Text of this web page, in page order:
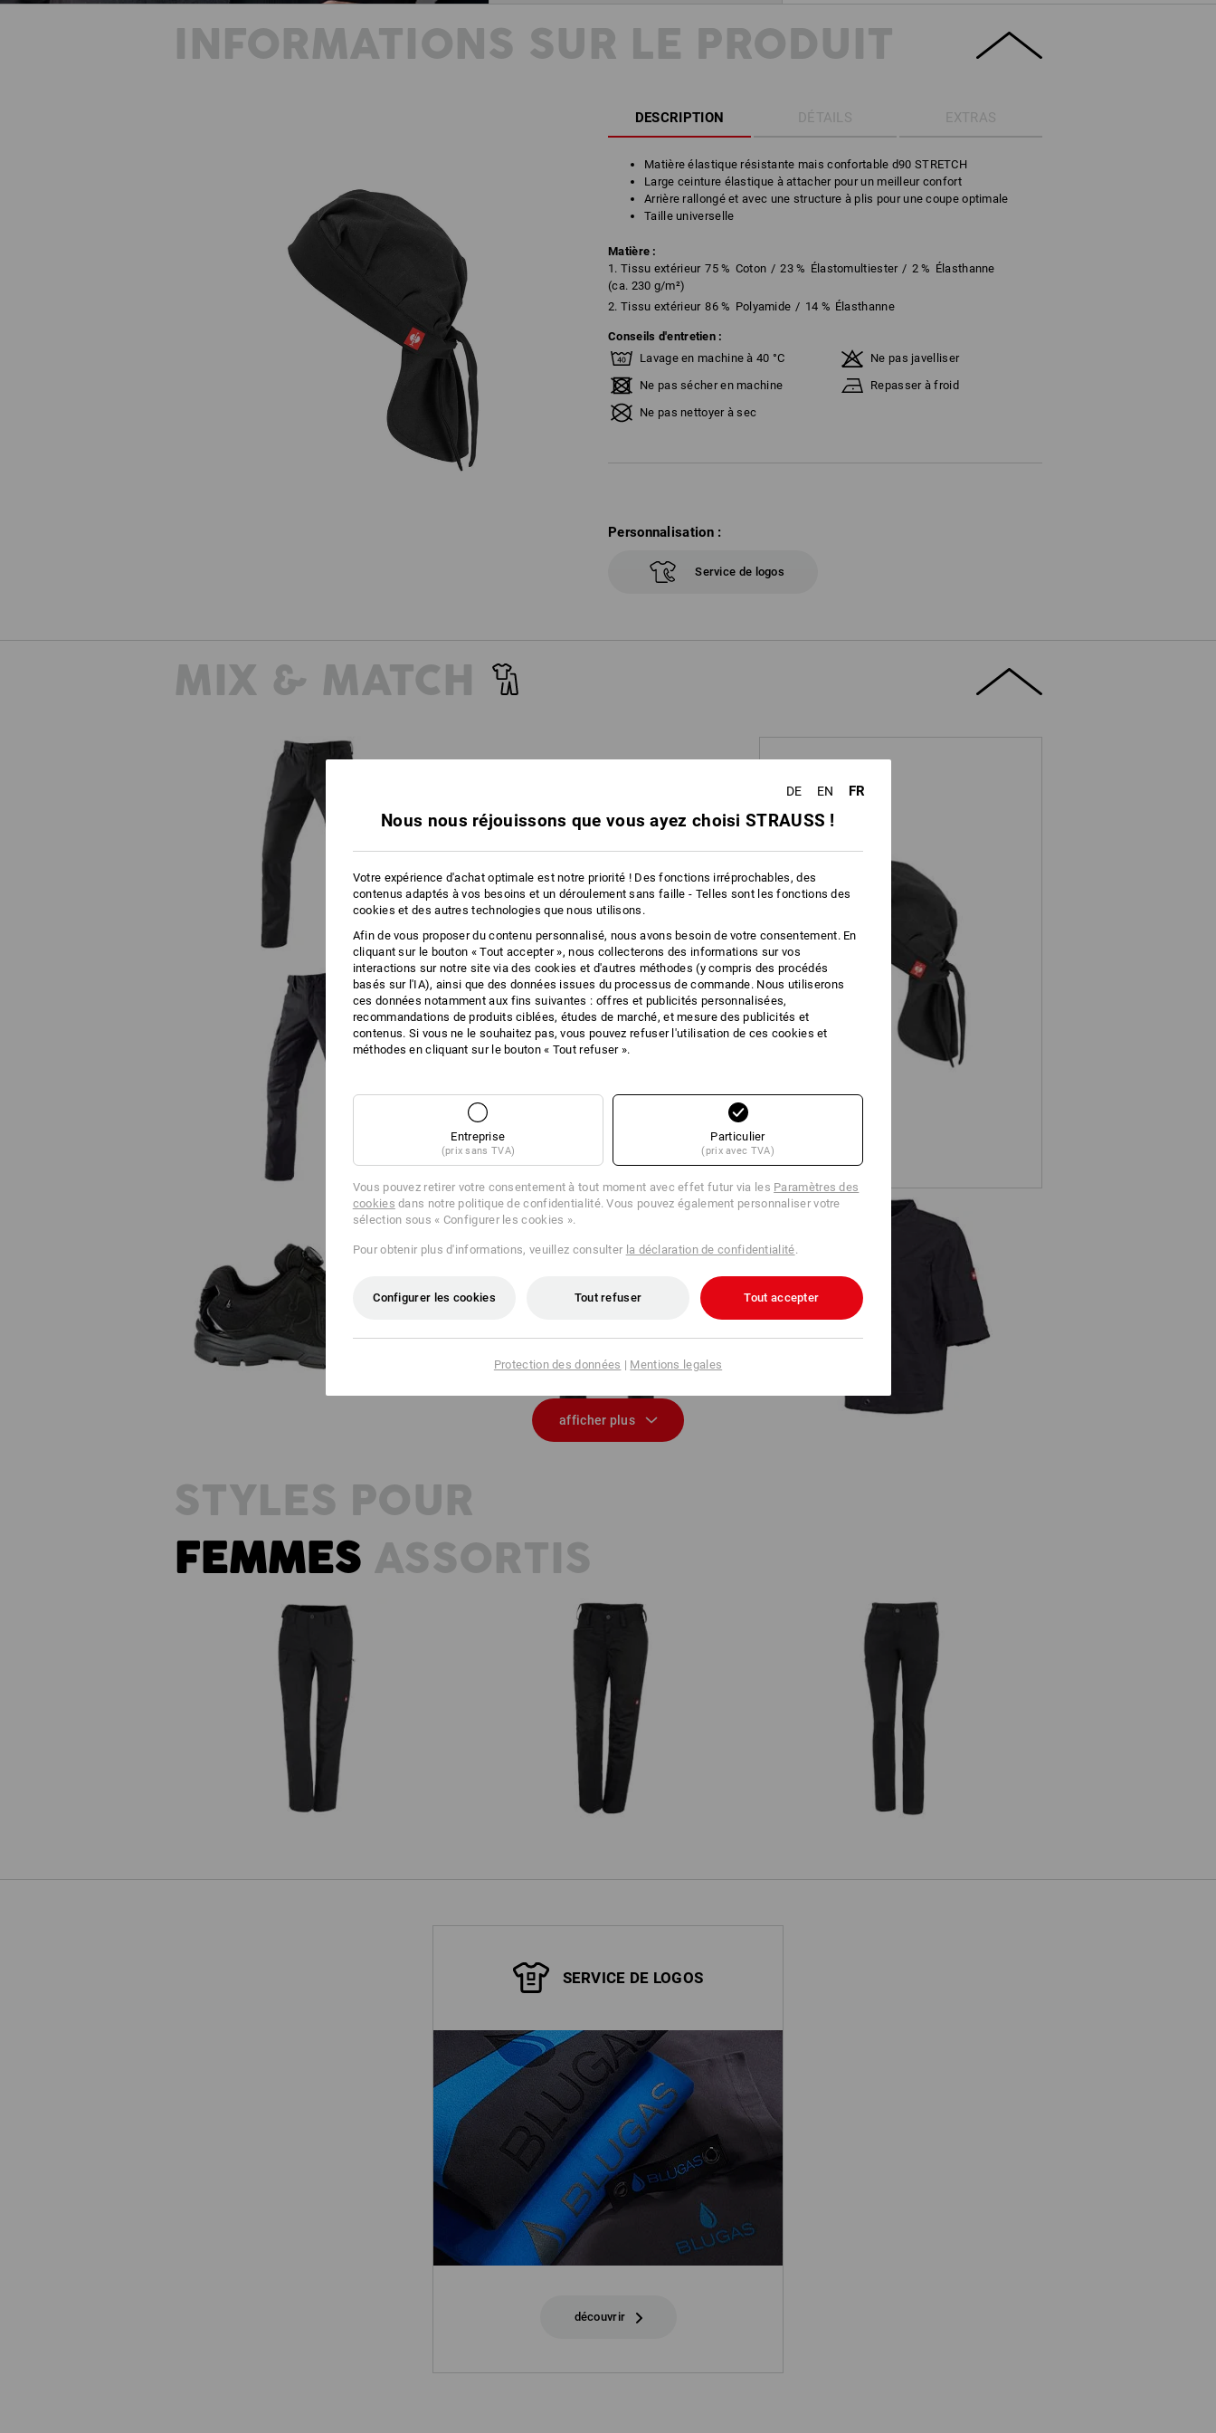
INFORMATIONS SUR LE PRODUIT
DESCRIPTION DÉTAILS EXTRAS
Matière élastique résistante mais confortable d90 STRETCH
Large ceinture élastique à attacher pour un meilleur confort
Arrière rallongé et avec une structure à plis pour une coupe optimale
Taille universelle
Matière :
1. Tissu extérieur 75 % Coton / 23 % Élastomultiester / 2 % Élasthanne
(ca. 230 g/m²)
2. Tissu extérieur 86 % Polyamide / 14 % Élasthanne
Conseils d'entretien :
Lavage en machine à 40 °C
Ne pas javelliser
Ne pas sécher en machine
Repasser à froid
Ne pas nettoyer à sec
Personnalisation :
Service de logos
MIX & MATCH
Bandana e.s.fusion
+
e.s. Pantalon de travail Chino,
hommes
Lewistown low
e.s. Pantalon de travail pocket,
hommes
O2 Chaussures de travail e.s. Minkar II e.s. Pantalon de travail base, hommes
Veste travail manches courtes
e.s.fusion,hommes
afficher plus
STYLES POUR
FEMMESASSORTIS
e.s. Pantalon de travail pocket,
femmes
e.s. Pantalon de travail base, femmes e.s. Pantalon de travail Chino, femmes
SERVICE DE LOGOS
découvrir
DE EN FR
Nous nous réjouissons que vous ayez choisi STRAUSS !
Votre expérience d'achat optimale est notre priorité ! Des fonctions irréprochables, des
contenus adaptés à vos besoins et un déroulement sans faille - Telles sont les fonctions des
cookies et des autres technologies que nous utilisons.
Afin de vous proposer du contenu personnalisé, nous avons besoin de votre consentement. En
cliquant sur le bouton « Tout accepter », nous collecterons des informations sur vos
interactions sur notre site via des cookies et d'autres méthodes (y compris des procédés
basés sur l'IA), ainsi que des données issues du processus de commande. Nous utiliserons
ces données notamment aux fins suivantes : offres et publicités personnalisées,
recommandations de produits ciblées, études de marché, et mesure des publicités et
contenus. Si vous ne le souhaitez pas, vous pouvez refuser l'utilisation de ces cookies et
méthodes en cliquant sur le bouton « Tout refuser ».
Entreprise
(prix sans TVA)
Particulier
(prix avec TVA)
Vous pouvez retirer votre consentement à tout moment avec effet futur via les Paramètres des
cookies dans notre politique de confidentialité. Vous pouvez également personnaliser votre
sélection sous « Configurer les cookies ».
Pour obtenir plus d'informations, veuillez consulter la déclaration de confidentialité.
Configurer les cookies Tout refuser Tout accepter
Protection des données | Mentions legales